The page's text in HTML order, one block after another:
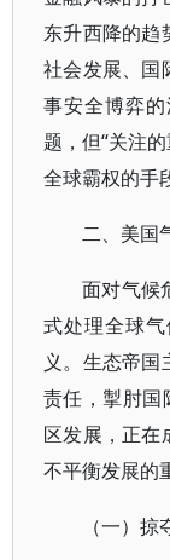
东升西降的趋
社会发展、国
事安全博弈
题，但“关注
全球霸权的手段
二、美国
面对气候
式处理全球
义。生态帝
责任，掣肘国
区发展，正在
不平衡发展的
（一）